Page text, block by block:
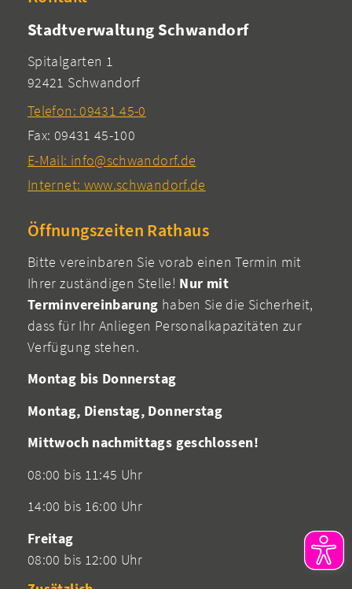
Stadtverwaltung Schwandorf
Spitalgarten 1
92421 Schwandorf
Telefon: 09431 45-0
Fax: 09431 45-100
E-Mail: info@schwandorf.de
Internet: www.schwandorf.de
Öffnungszeiten Rathaus
Bitte vereinbaren Sie vorab einen Termin mit
Ihrer zuständigen Stelle! Nur mit
Terminvereinbarung haben Sie die Sicherheit,
dass für Ihr Anliegen Personalkapazitäten zur
Verfügung stehen.
Montag bis Donnerstag
Montag, Dienstag, Donnerstag
Mittwoch nachmittags geschlossen!
08:00 bis 11:45 Uhr
14:00 bis 16:00 Uhr
Freitag
08:00 bis 12:00 Uhr